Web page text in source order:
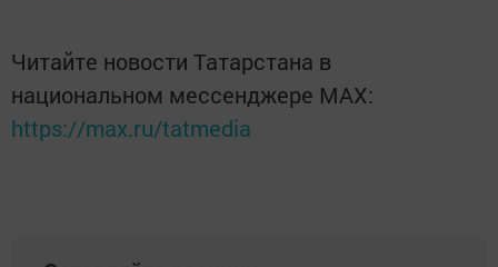
Читайте новости Татарстана в
национальном мессенджере MАХ:
https://max.ru/tatmedia